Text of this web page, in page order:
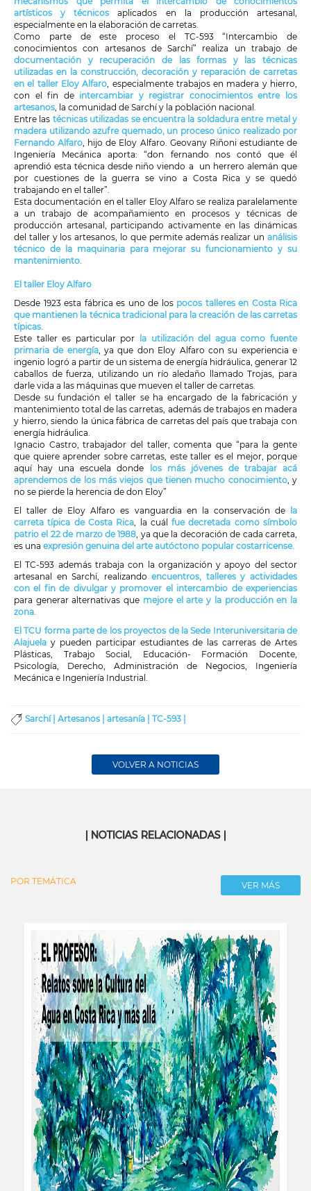
artísticos y técnicos aplicados en la producción artesanal,
especialmente en la elaboración de carretas.
Como parte de este proceso el TC-593 “Intercambio de
conocimientos con artesanos de Sarchí” realiza un trabajo de
documentación y recuperación de las formas y las técnicas
utilizadas en la construcción, decoración y reparación de carretas
en el taller Eloy Alfaro , especialmente trabajos en madera y hierro,
con el fin de intercambiar y registrar conocimientos entre los
artesanos , la comunidad de Sarchí y la población nacional.
Entre las técnicas utilizadas se encuentra la soldadura entre metal y
madera utilizando azufre quemado, un proceso único realizado por
Fernando Alfaro , hijo de Eloy Alfaro. Geovany Riñoni estudiante de
Ingeniería Mecánica aporta: “don fernando nos contó que él
aprendió esta técnica desde niño viendo a un herrero alemán que
por cuestiones de la guerra se vino a Costa Rica y se quedó
trabajando en el taller”.
Esta documentación en el taller Eloy Alfaro se realiza paralelamente
a un trabajo de acompañamiento en procesos y técnicas de
producción artesanal, participando activamente en las dinámicas
del taller y los artesanos, lo que permite además realizar un análisis
técnico de la maquinaria para mejorar su funcionamiento y su
mantenimiento.
El taller Eloy Alfaro
Desde 1923 esta fábrica es uno de lospocos talleres en Costa Rica
que mantienen la técnica tradicional para la creación de las carretas
típicas.
Este taller es particular por
la utilización del agua como fuente
primaria de energía, ya que don Eloy Alfaro con su experiencia e
ingenio logró a partir de un sistema de energía hidráulica, generar 12
caballos de fuerza, utilizando un río aledaño llamado Trojas, para
darle vida a las máquinas que mueven el taller de carretas.
Desde su fundación el taller se ha encargado de la fabricación y
mantenimiento total de las carretas, además de trabajos en madera
y hierro, siendo la única fábrica de carretas del país que trabaja con
energía hidráulica.
Ignacio Castro, trabajador del taller, comenta que “para la gente
que quiere aprender sobre carretas, este taller es el mejor, porque
aquí hay una escuela donde
los más jóvenes de trabajar acá
aprendemos de los más viejos que tienen mucho conocimiento, y
no se pierde la herencia de don Eloy”
El taller de Eloy Alfaro es vanguardia en la conservación dela
carreta típica de Costa Rica , la cuál fue decretada como símbolo
patrio el 22 de marzo de 1988 , ya que la decoración de cada carreta,
es una expresión genuina del arte autóctono popular costarricense.
El TC-593 además trabaja con la organización y apoyo del sector
artesanal en Sarchí, realizandoencuentros, talleres y actividades
con el fin de divulgar y promover el intercambio de experiencias
para generar alternativas que mejore el arte y la producción en la
zona.
El TCU forma parte de los proyectos de la Sede Interuniversitaria de
Alajuela y pueden participar estudiantes de las carreras de Artes
Plásticas, Trabajo Social, Educación- Formación Docente,
Psicología, Derecho, Administración de Negocios, Ingeniería
Mecánica e Ingeniería Industrial.
Sarchí | Artesanos | artesanía | TC-593 |
VOLVER A NOTICIAS
| NOTICIAS RELACIONADAS |
POR TEMÁTICA VER MÁS